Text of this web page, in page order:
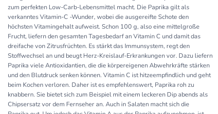
zum perfekten Low-Carb-Lebensmittel macht. Die Paprika gilt als
verkanntes Vitamin-C -Wunder, wobei die ausgereifte Schote den
höchsten Vitamingehalt aufweist. Schon 100 g, also eine mittelgroße
Frucht, liefern den gesamten Tagesbedarf an Vitamin C und damit das
dreifache von Zitrusfrüchten. Es stärkt das Immunsystem, regt den
Stoffwechsel an und beugt Herz-Kreislauf-Erkrankungen vor. Dazu liefern
Paprika viele Antioxidantien, die die körpereigenen Abwehrkräfte stärken
und den Blutdruck senken können. Vitamin C ist hitzeempfindlich und geht
beim Kochen verloren. Daher ist es empfehlenswert, Paprika roh zu
knabbern. Sie bietet sich zum Beispiel mit einem leckeren Dip abends als
Chipsersatz vor dem Fernseher an. Auch in Salaten macht sich die